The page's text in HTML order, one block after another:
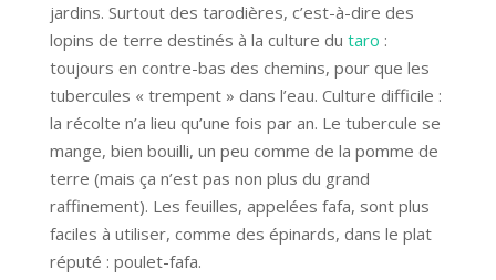
jardins. Surtout des tarodières, c’est-à-dire des
lopins de terre destinés à la culture du taro :
toujours en contre-bas des chemins, pour que les
tubercules « trempent » dans l’eau. Culture difficile :
la récolte n’a lieu qu’une fois par an. Le tubercule se
mange, bien bouilli, un peu comme de la pomme de
terre (mais ça n’est pas non plus du grand
raffinement). Les feuilles, appelées fafa, sont plus
faciles à utiliser, comme des épinards, dans le plat
réputé : poulet-fafa.